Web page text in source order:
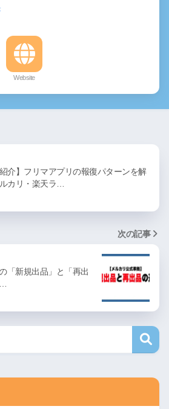
Website
紹介】フリマアプリの報復パターンを解
カリ・楽天ラ…
次の記事
「新規出品」と「再出